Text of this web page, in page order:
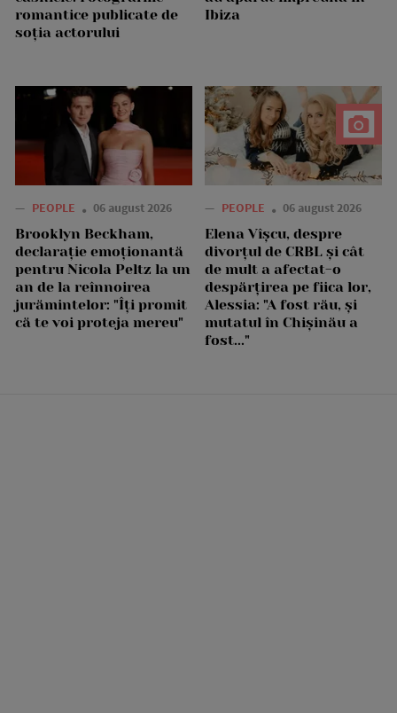
romantice publicate de
soția actorului
Ibiza
— PEOPLE 06 august 2026
Brooklyn Beckham,
declarație emoționantă
pentru Nicola Peltz la un
an de la reînnoirea
jurămintelor: "Îți promit
că te voi proteja mereu"
— PEOPLE 06 august 2026
Elena Vîșcu, despre
divorțul de CRBL și cât
de mult a afectat-o
despărțirea pe fiica lor,
Alessia: "A fost rău, și
mutatul în Chișinău a
fost..."